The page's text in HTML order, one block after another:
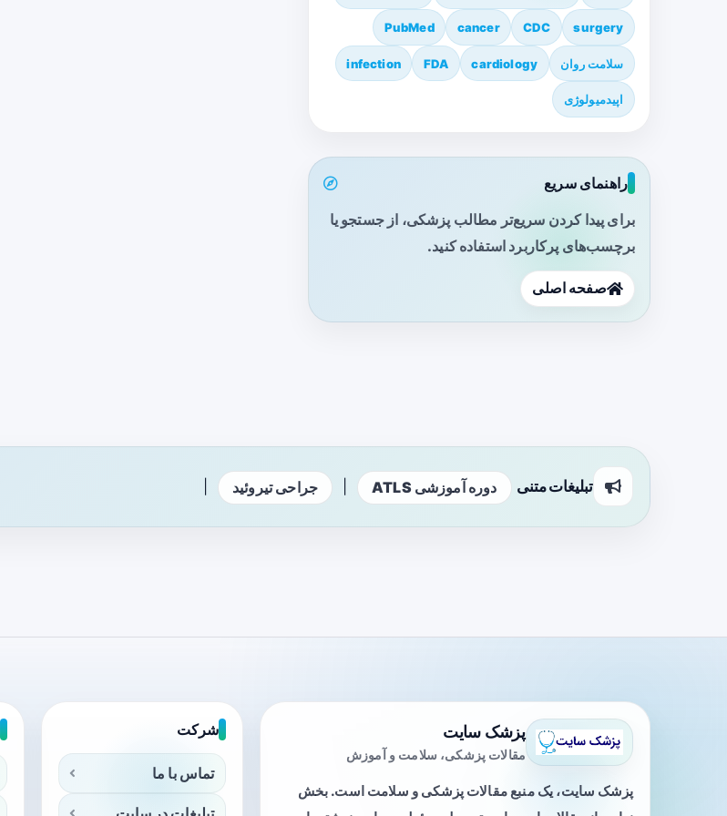
surgery
CDC
cancer
PubMed
سلامت روان cardiology
FDA
infection
اپیدمیولوژی
راهنمای سریع
برای پیدا کردن سریع‌تر مطالب پزشکی، از جستجو یا
برچسب‌های پرکاربرد استفاده کنید.
صفحه اصلی
تبلیغات متنی دوره آموزشی ATLS جراحی تیروئید
پزشک سایت
مقالات پزشکی، سلامت و آموزش
پزشک سایت، یک منبع مقالات پزشکی و سلامت است. بخش
شرکت
تماس با ما